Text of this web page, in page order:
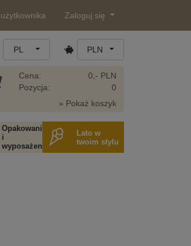
Zaloguj się
PL PLN
Cena:
Pozycja:
0,- PLN
0
» Pokaż koszyk
Opakowania
i
wyposażenie
Lato w
twoim stylu